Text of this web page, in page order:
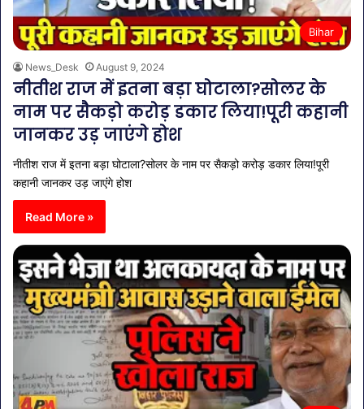
Bihar
News_Desk August 9, 2024
नीतीश राज में इतना बड़ा घोटाला?सोलर के
नाम पर सैकड़ो करोड़ डकार लिया!पूरी कहानी
जानकर उड़ जाएंगे होश
नीतीश राज में इतना बड़ा घोटाला?सोलर के नाम पर सैकड़ो करोड़ डकार लिया!पूरी
कहानी जानकर उड़ जाएंगे होश
Read More »